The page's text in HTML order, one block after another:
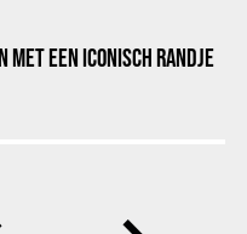
MET EEN ICONISCH RANDJE